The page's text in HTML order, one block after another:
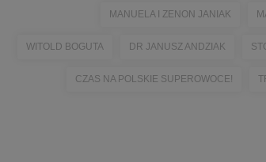
MANUELA I ZENON JANIAK
WITOLD BOGUTA DR JANUSZ ANDZIAK
CZAS NA POLSKIE SUPEROWOCE!